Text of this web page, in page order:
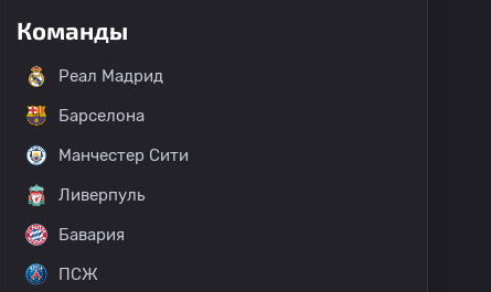
Команды
Реал Мадрид
Барселона
Манчестер Сити
Ливерпуль
Бавария
ПСЖ